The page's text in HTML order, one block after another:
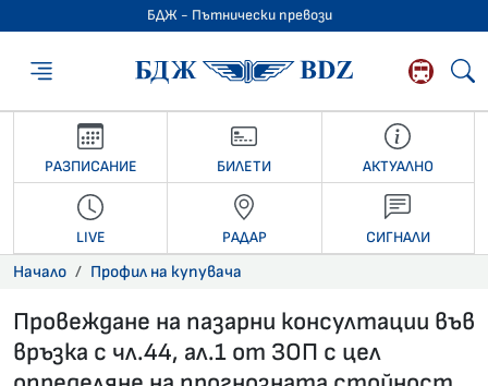
БДЖ - Пътнически превози
БДЖ -
РАЗПИСАНИЕ БИЛЕТИ АКТУАЛНО
LIVE РАДАР СИГНАЛИ
Начало Профил на купувача
Провеждане на пазарни консултации във
връзка с чл.44, ал.1 от ЗОП с цел